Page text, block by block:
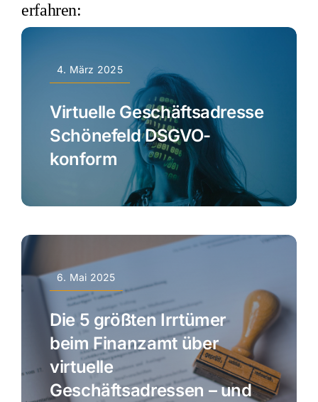
erfahren:
4. März 2025
Virtuelle Geschäftsadresse
Schönefeld DSGVO-
konform
6. Mai 2025
Die 5 größten Irrtümer
beim Finanzamt über
virtuelle
Geschäftsadressen – und